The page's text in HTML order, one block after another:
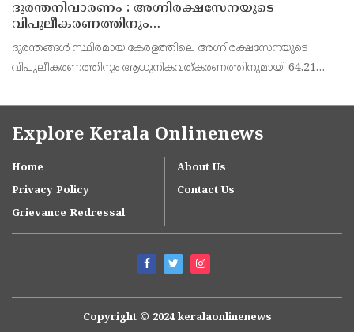
ദുരന്തനിവാരണം : അഗ്നിരക്ഷസേനയുടെ
വിപുലീകരണത്തിനും
ആധുനികവത്കരണത്തിനുമായി 64.21 കോടി രൂപ
കൂടി അനുവദിച്ചു
ദുരന്തങ്ങൾ സ്ഥിരമായ കേരളത്തിലെ അഗ്നിരക്ഷസേനയുടെ
വിപുലീകരണത്തിനും ആധുനികവത്കരണത്തിനുമായി 64.21
നിർദേശങ്ങൾക്കനുസരിച്ചാണ് രണ്ടാം ഘട്ടമായി സഹായധനം
അനുവദി
Explore Kerala Onlinenews
Home
About Us
Privacy Policy
Contact Us
Grievance Redressal
Copyright © 2024 keralaonlinenews